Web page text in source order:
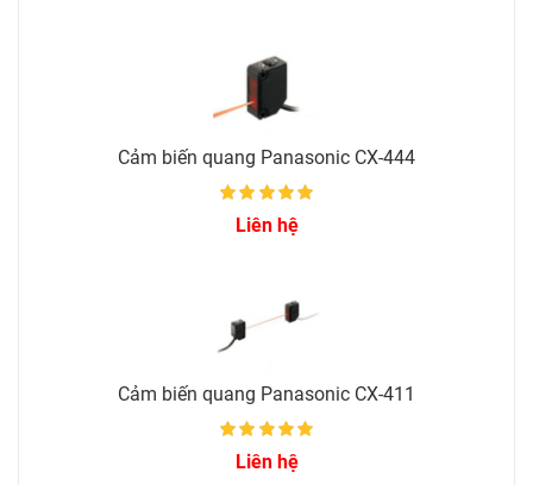
Cảm biến quang Panasonic CX-444
Liên hệ
Cảm biến quang Panasonic CX-411
Liên hệ